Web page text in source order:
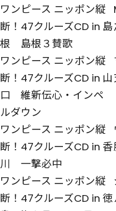
ワンピース ニッポン縦
断！47クルーズCD in 島
根 島根３賛歌
ワンピース ニッポン縦
断！47クルーズCD in 山
口 維新伝心・インペ
ルダウン
ワンピース ニッポン縦
断！47クルーズCD in 香
川 一撃必中
ワンピース ニッポン縦
断！47クルーズCD in 徳